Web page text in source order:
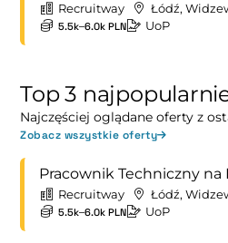
Recruitway Łódź,
5.5k–6.0k PLN UoP
Top 3
Najczęściej oglądane oferty z
Zobacz wszystkie oferty
Pracownik Techniczny
Recruitway Łódź,
5.5k–6.0k PLN UoP